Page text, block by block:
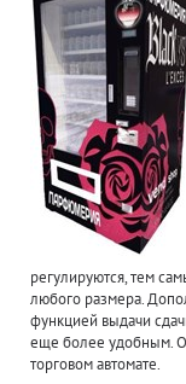
регулируются, тем
любого размера.
функцией выдачи
еще более удобным.
торговом автомате.